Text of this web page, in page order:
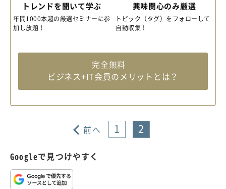
トレンドを聞いて学ぶ
年間1000本超の厳選セミナーに参
加し放題！
興味関心のみ厳選
トピック（タグ）をフォローして
自動収集！
完全無料
ビジネス+IT会員のメリットとは？
前へ 1 2
Googleで見つけやすく